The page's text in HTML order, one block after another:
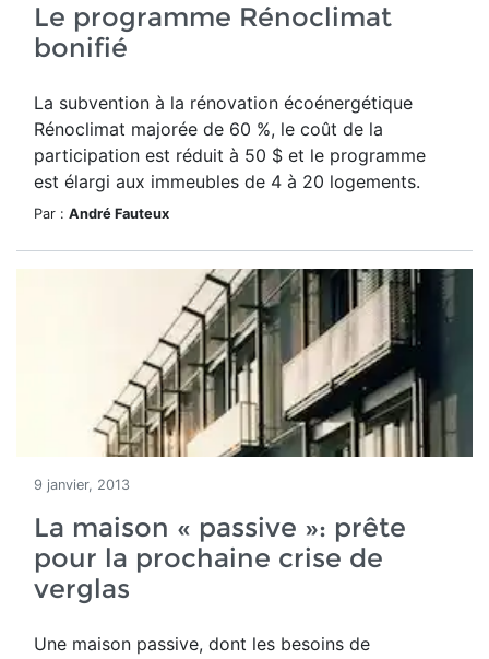
Le programme Rénoclimat
bonifié
La subvention à la rénovation écoénergétique
Rénoclimat majorée de 60 %, le coût de la
participation est réduit à 50 $ et le programme
est élargi aux immeubles de 4 à 20 logements.
Par : André Fauteux
9 janvier, 2013
La maison « passive »: prête
pour la prochaine crise de
verglas
Une maison passive, dont les besoins de